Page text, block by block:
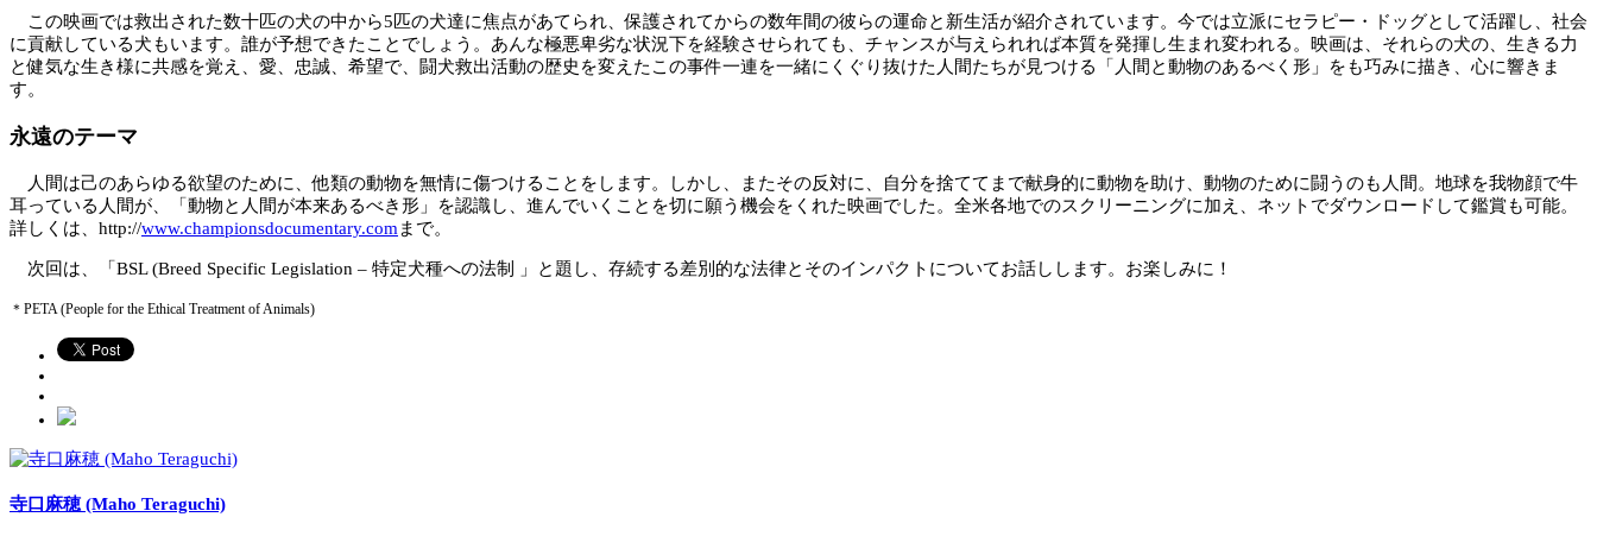
この映画では救出された数十匹の犬の中から5匹の犬達に焦点があてられ、保護されてからの数年間の彼らの運命と新生活が紹介されています。今では立派にセラピー・ドッグとして活躍し、社会
に貢献している犬もいます。誰が予想できたことでしょう。あんな極悪卑劣な状況下を経験させられても、チャンスが与えられれば本質を発揮し生まれ変われる。映画は、それらの犬の、生きる力
と健気な生き様に共感を覚え、愛、忠誠、希望で、闘犬救出活動の歴史を変えたこの事件一連を一緒にくぐり抜けた人間たちが見つける「人間と動物のあるべく形」をも巧みに描き、心に響きま
す。
永遠のテーマ
人間は己のあらゆる欲望のために、他類の動物を無情に傷つけることをします。しかし、またその反対に、自分を捨ててまで献身的に動物を助け、動物のために闘うのも人間。地球を我物顔で牛
耳っている人間が、「動物と人間が本来あるべき形」を認識し、進んでいくことを切に願う機会をくれた映画でした。全米各地でのスクリーニングに加え、ネットでダウンロードして鑑賞も可能。
詳しくは、http://www.championsdocumentary.com まで。
次回は、「BSL (Breed Specific Legislation – 特定犬種への法制 」と題し、存続する差別的な法律とそのインパクトについてお話しします。お楽しみに！
＊PETA (People for the Ethical Treatment of Animals)
寺口麻穂 (Maho Teraguchi)